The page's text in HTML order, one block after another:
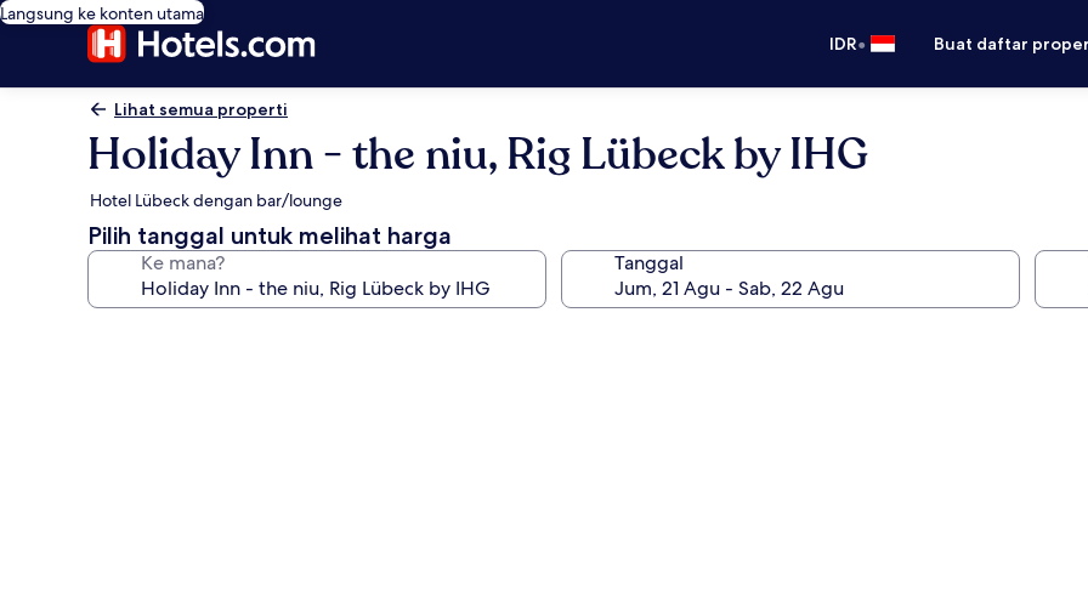
Langsung ke konten utama
IDR• Buat daftar
Lihat semua properti
Holiday Inn - the niu, Rig Lübeck by IHG
Hotel Lübeck dengan bar/lounge
Pilih tanggal untuk melihat harga
Ke mana? Tanggal